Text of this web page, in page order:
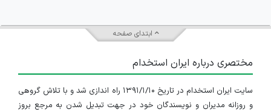
ابتدای صفحه
مختصری درباره ایران استخدام
سایت ایران استخدام در تاریخ ۱۳۹۱/۱/۱۰ راه اندازی شد و با تلاش گروهی
و روزانه مدیران و نویسندگان خود در جهت تبدیل شدن به مرجع بروز